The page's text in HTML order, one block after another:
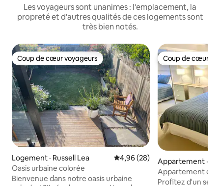
Les voyageurs sont unanimes : l'emplacement, la
propreté et d'autres qualités de ces logements sont
très bien notés.
Coup de cœur voyageurs
Coup de cœur voyageurs
Logement · Russell Lea Note moyenne de 4,96 sur 5,
4,96 (28)
Oasis urbaine colorée
Bienvenue dans notre oasis urbaine
Coup de cœur
Coup de cœur
Appartement ·
Appartement
proche de tout !
Profitez d'un